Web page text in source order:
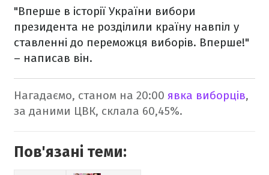
"Вперше в історії України вибори
президента не розділили країну навпіл у
ставленні до переможця виборів. Вперше!"
– написав він.
Нагадаємо, станом на 20:00 явка виборців,
за даними ЦВК, склала 60,45%.
Пов'язані теми: